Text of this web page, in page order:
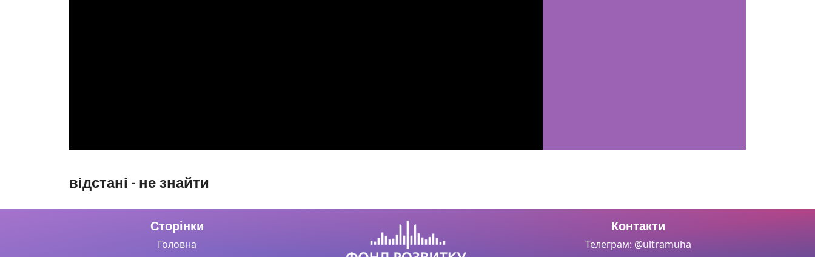
відстані - не знайти
Сторінки
Головна
Контакти
Телеграм: @ultramuha